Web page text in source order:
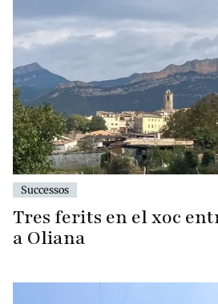
Successos
Tres ferits en el xoc
a Oliana